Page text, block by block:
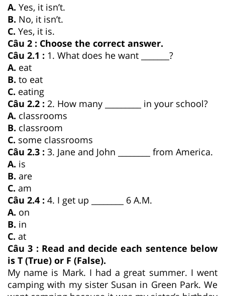
A. Yes, it isn’t.
B. No, it isn’t.
C. Yes, it is.
Câu 2 : Choose the correct answer.
Câu 2.1 : 1. What does he want _______?
A. eat
B. to eat
C. eating
Câu 2.2 : 2. How many _________ in your school?
A. classrooms
B. classroom
C. some classrooms
Câu 2.3 : 3. Jane and John ________ from America.
A. is
B. are
C. am
Câu 2.4 : 4. I get up ________ 6 A.M.
A. on
B. in
C. at
Câu 3 : Read and decide each sentence below
is T (True) or F (False).
My name is Mark. I had a great summer. I went
camping with my sister Susan in Green Park. We